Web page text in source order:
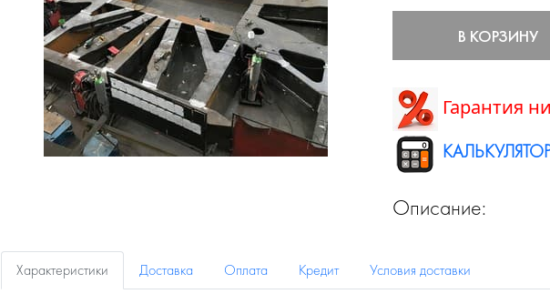
В КОРЗИНУ
Гарантия
Описание:
Характеристики Доставка Оплата Кредит Условия доставки